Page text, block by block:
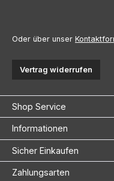
Oder über unser
Vertrag widerrufen
Shop Service
Informationen
Sicher Einkaufen
Zahlungsarten